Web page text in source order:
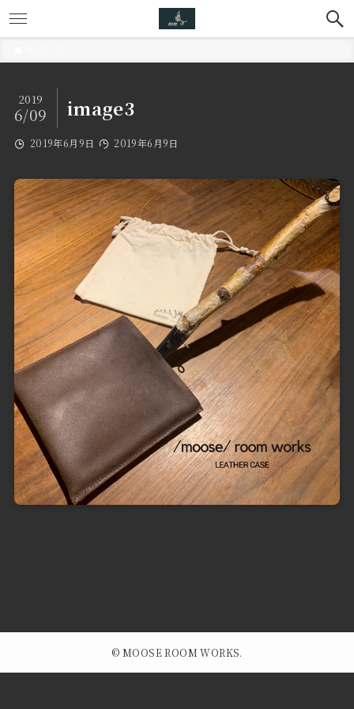
image3
2019
6/09
2019年6月9日 2019年6月9日
© MOOSE ROOM WORKS.